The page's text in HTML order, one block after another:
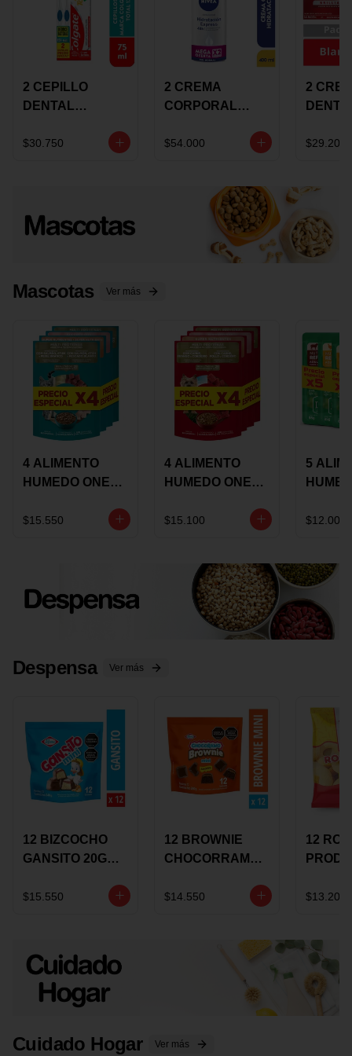
2 CEPILLO
DENTAL
+CREMA
$30.750
2 CREMA
CORPORAL
EXPRESS
OFERTA
$54.000
2
$29.200
Mascotas Ver más
4 ALIMENTO
HUMEDO ONE
85 GRS
$15.550
4 ALIMENTO
HUMEDO ONE
85 GRS
$15.100
5
$12.000
Despensa Ver más
12 BIZCOCHO
GANSITO 20G
MERMELADA
$15.550
12 BROWNIE
CHOCORRAMO
X 20 GRS
$14.550
12
X 15
$13.200
Cuidado Hogar Ver más